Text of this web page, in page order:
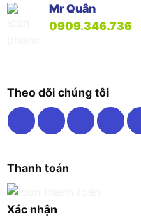
Mr Quân
0909.346.736
Theo dõi chúng tôi
Thanh toán
Xác nhận